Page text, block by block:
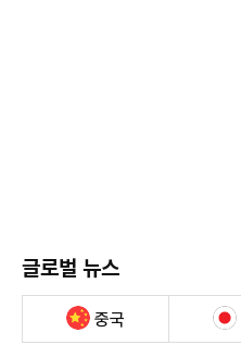
글로벌 뉴스
중국